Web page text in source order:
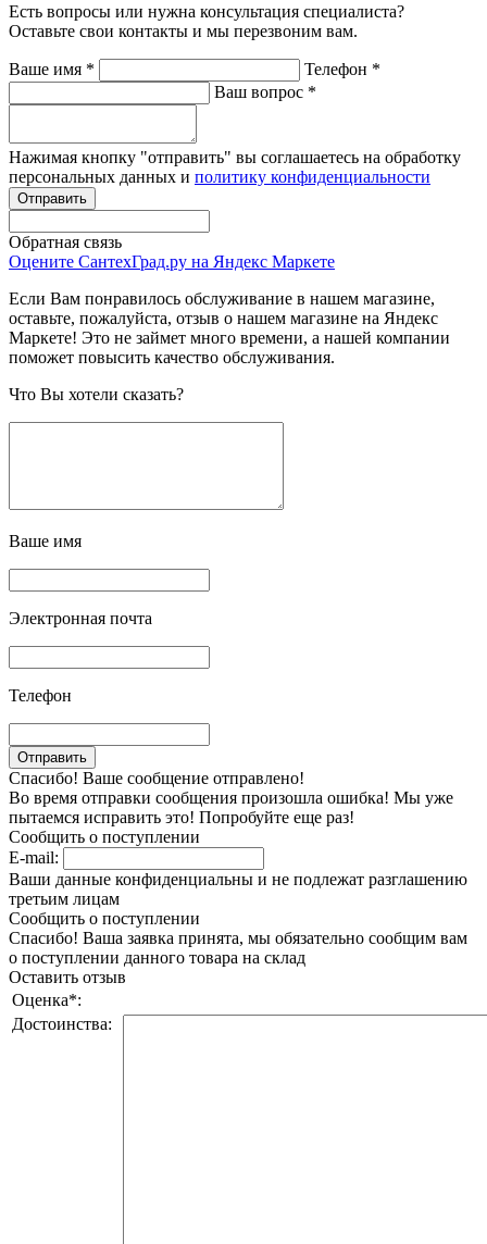
Есть вопросы или нужна консультация специалиста?
Оставьте свои контакты и мы перезвоним вам.
Ваше имя * Телефон *
Ваш вопрос *
Нажимая кнопку "отправить" вы соглашаетесь на обработку
персональных данных и политику конфиденциальности
Обратная связь
Оцените СантехГрад.ру на Яндекс Маркете
Если Вам понравилось обслуживание в нашем магазине,
оставьте, пожалуйста, отзыв о нашем магазине на Яндекс
Маркете! Это не займет много времени, а нашей компании
поможет повысить качество обслуживания.
Что Вы хотели сказать?
Ваше имя
Электронная почта
Телефон
Спасибо! Ваше сообщение отправлено!
Во время отправки сообщения произошла ошибка! Мы уже
пытаемся исправить это! Попробуйте еще раз!
Сообщить о поступлении
E-mail:
Ваши данные конфиденциальны и не подлежат разглашению
третьим лицам
Сообщить о поступлении
Спасибо! Ваша заявка принята, мы обязательно сообщим вам
о поступлении данного товара на склад
Оставить отзыв
Оценка*:
Достоинства: